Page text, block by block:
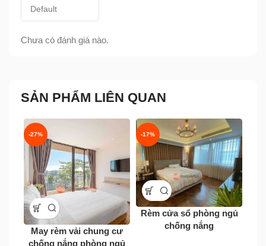
Chưa có đánh giá nào.
SẢN PHẨM LIÊN QUAN
-27%
May rèm vải chung cư
chống nắng phòng ngủ
-17%
Rèm cửa sổ phòng ngủ
chống nắng